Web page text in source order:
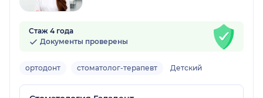
Стаж 4 года
Документы проверены
ортодонт стоматолог-терапевт Детский